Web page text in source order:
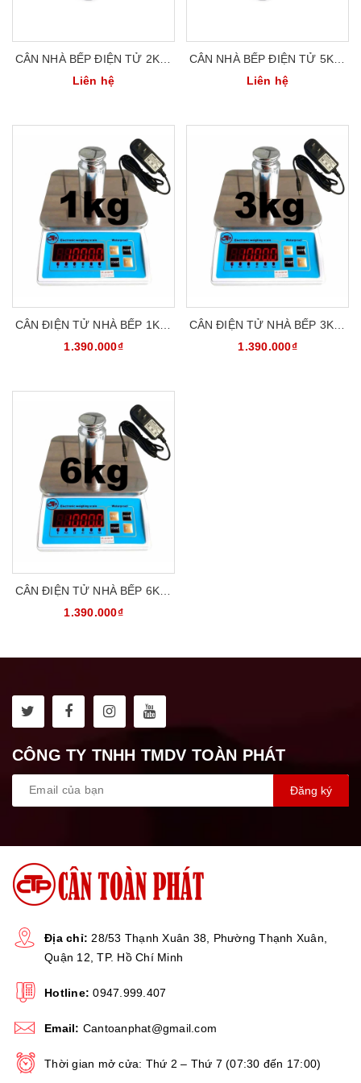
CÂN NHÀ BẾP ĐIỆN TỬ 2KG/
1G CAS SH-2000
Liên hệ
CÂN NHÀ BẾP ĐIỆN TỬ 5KG/
2G CAS SH-5000
Liên hệ
CÂN ĐIỆN TỬ NHÀ BẾP 1KG/
0.1G CHỐNG NƯỚC ACS
1.390.000₫
CÂN ĐIỆN TỬ NHÀ BẾP 3KG/
0.2G CHỐNG NƯỚC ACS
1.390.000₫
CÂN ĐIỆN TỬ NHÀ BẾP 6KG/
0.5G CHỐNG NƯỚC ACS
1.390.000₫
CÔNG TY TNHH TMDV TOÀN PHÁT
Đăng ký
Địa chỉ: 28/53 Thạnh Xuân 38, Phường Thạnh Xuân,
Quận 12, TP. Hồ Chí Minh
Hotline: 0947.999.407
Email: Cantoanphat@gmail.com
Thời gian mở cửa: Thứ 2 – Thứ 7 (07:30 đến 17:00)